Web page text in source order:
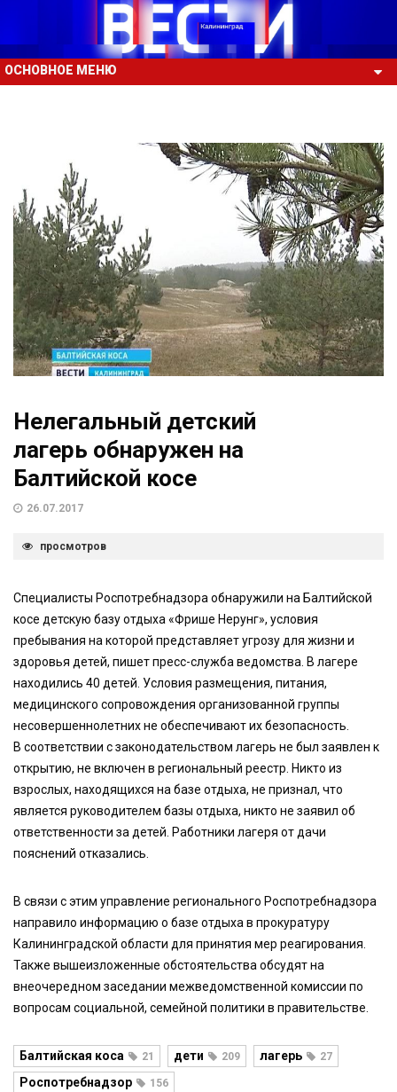
ОСНОВНОЕ МЕНЮ
Нелегальный детский
лагерь обнаружен на
Балтийской косе
26.07.2017
просмотров
Специалисты Роспотребнадзора обнаружили на Балтийской
косе детскую базу отдыха «Фрише Нерунг», условия
пребывания на которой представляет угрозу для жизни и
здоровья детей, пишет пресс-служба ведомства. В лагере
находились 40 детей. Условия размещения, питания,
медицинского сопровождения организованной группы
несовершеннолетних не обеспечивают их безопасность.
В соответствии с законодательством лагерь не был заявлен к
открытию, не включен в региональный реестр. Никто из
взрослых, находящихся на базе отдыха, не признал, что
является руководителем базы отдыха, никто не заявил об
ответственности за детей. Работники лагеря от дачи
пояснений отказались.
В связи с этим управление регионального Роспотребнадзора
направило информацию о базе отдыха в прокуратуру
Калининградской области для принятия мер реагирования.
Также вышеизложенные обстоятельства обсудят на
внеочередном заседании межведомственной комиссии по
вопросам социальной, семейной политики в правительстве.
Балтийская коса 21 дети 209 лагерь 27
Роспотребнадзор 156